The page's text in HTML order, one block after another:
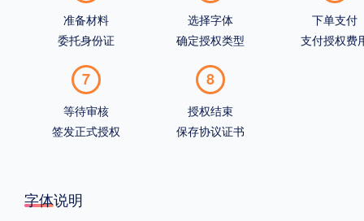
准备材料
委托身份证
选择字体
确定授权类型
下单支付
支付授权费
7
等待审核
签发正式授权
8
授权结束
保存协议证书
字体说明